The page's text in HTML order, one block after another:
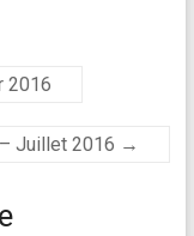
2016
Juillet 2016 →